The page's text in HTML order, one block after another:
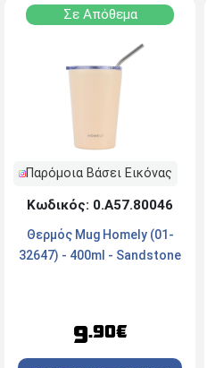
Σε Απόθεμα
Παρόμοια Βάσει Εικόνας
Κωδικός: 0.Α57.80046
Θερμός Mug Homely (01-
32647) - 400ml - Sandstone
9.90€